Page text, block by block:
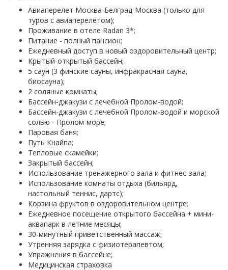
Авиаперелет Москва-Белград-Москва (только для
туров с авиаперелетом);
Проживание в отеле Radan 3*;
Питание - полный пансион;
Ежедневный доступ в новый оздоровительный центр;
Крытый-открытый бассейн;
5 саун (3 финские сауны, инфракрасная сауна,
биосауна);
2 соляные комнаты;
Бассейн-джакузи с лечебной Пролом-водой;
Бассейн-джакузи с лечебной Пролом-водой и морской
солью - Пролом-море;
Паровая баня;
Путь Кнайпа;
Тепловые скамейки;
Закрытый бассейн;
Использование тренажерного зала и фитнес-зала;
Использование комнаты отдыха (бильярд,
настольный теннис, дартс);
Корзина фруктов в оздоровительном центре;
Ежедневное посещение открытого бассейна + мини-
аквапарк в летние месяцы;
30-минутный приветственный массаж;
Утренняя зарядка с физиотерапевтом;
Упражнения в бассейне;
Медицинская страховка